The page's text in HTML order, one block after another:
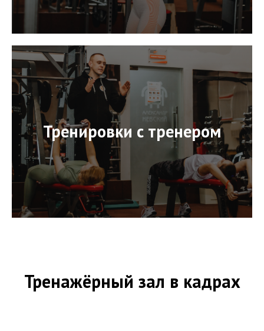
Тренировки с тренером
Тренажёрный зал в кадрах